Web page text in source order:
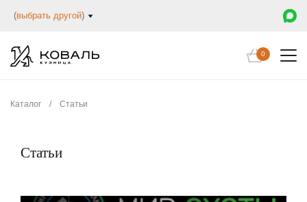
(выбрать другой)
0
Каталог / Статьи
Статьи